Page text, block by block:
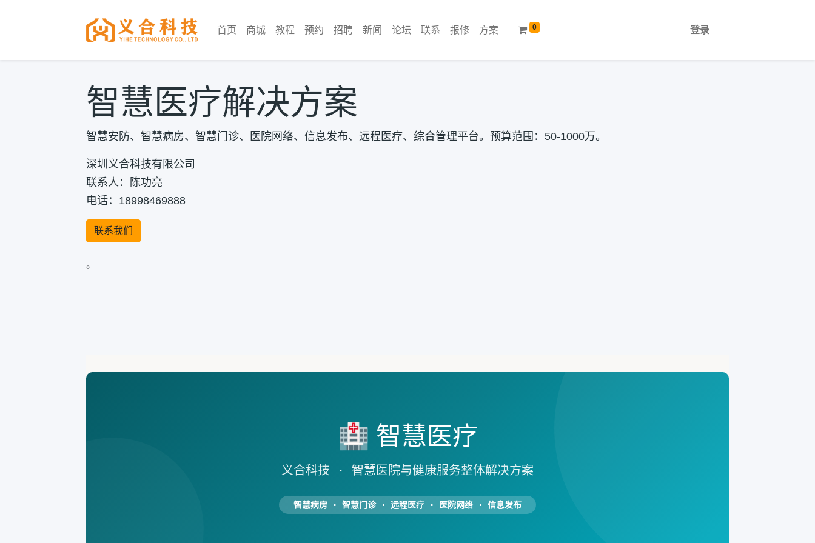
首页 商城 教程 预约 招聘 新闻 论坛 联系 报修 方案 0 登录
智慧医疗解决方案
智慧安防、智慧病房、智慧门诊、医院网络、信息发布、远程医疗、综合管理平台。预算范围：50-1000万。
深圳义合科技有限公司
联系人：陈功亮
电话：18998469888
联系我们
。
🏥 智慧医疗
义合科技 · 智慧医院与健康服务整体解决方案
智慧病房 · 智慧门诊 · 远程医疗 · 医院网络 · 信息发布